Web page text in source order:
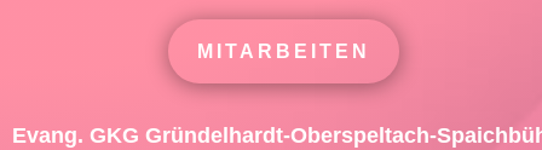
MITARBEITEN
Evang. GKG Gründelhardt-Oberspeltach-